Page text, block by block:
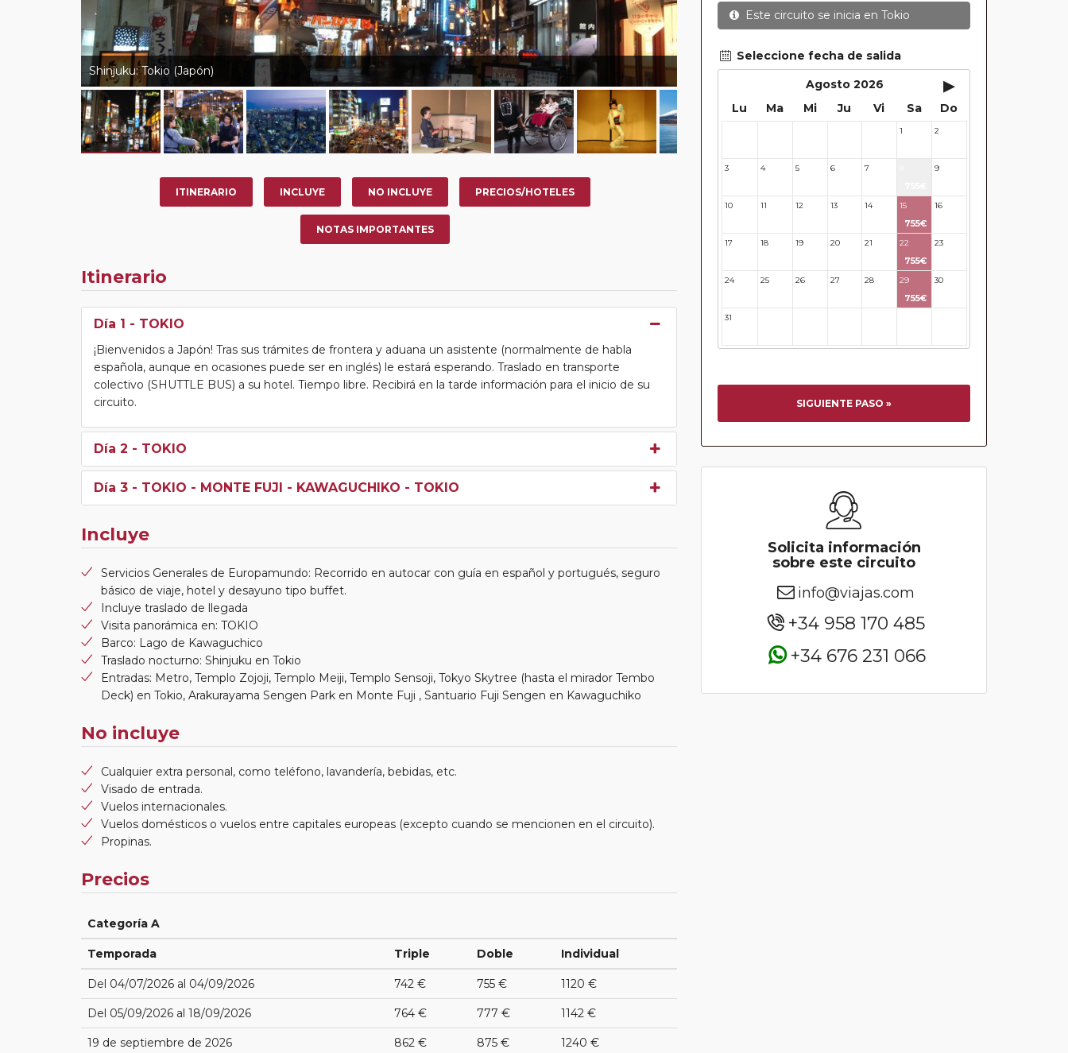
Shinjuku: Tokio (Japón)
ITINERARIO INCLUYE NO INCLUYE PRECIOS/HOTELES
NOTAS IMPORTANTES
Itinerario
Día 1 - TOKIO
¡Bienvenidos a Japón! Tras sus trámites de frontera y aduana un asistente (normalmente de habla
española, aunque en ocasiones puede ser en inglés) le estará esperando. Traslado en transporte
colectivo (SHUTTLE BUS) a su hotel. Tiempo libre. Recibirá en la tarde información para el inicio de su
circuito.
Día 2 - TOKIO
Día 3 - TOKIO - MONTE FUJI - KAWAGUCHIKO - TOKIO
Incluye
Servicios Generales de Europamundo: Recorrido en autocar con guía en español y portugués, seguro
básico de viaje, hotel y desayuno tipo buffet.
Incluye traslado de llegada
Visita panorámica en: TOKIO
Barco: Lago de Kawaguchico
Traslado nocturno: Shinjuku en Tokio
Entradas: Metro, Templo Zojoji, Templo Meiji, Templo Sensoji, Tokyo Skytree (hasta el mirador Tembo
Deck) en Tokio, Arakurayama Sengen Park en Monte Fuji , Santuario Fuji Sengen en Kawaguchiko
No incluye
Cualquier extra personal, como teléfono, lavandería, bebidas, etc.
Visado de entrada.
Vuelos internacionales.
Vuelos domésticos o vuelos entre capitales europeas (excepto cuando se mencionen en el circuito).
Propinas.
Precios
Categoría A
Temporada Triple Doble Individual
Del 04/07/2026 al 04/09/2026 742 € 755 € 1120 €
Del 05/09/2026 al 18/09/2026 764 € 777 € 1142 €
19 de septiembre de 2026 862 € 875 € 1240 €
Este circuito se inicia en Tokio
Seleccione fecha de salida
Agosto 2026
▸
Lu Ma Mi Ju Vi Sa Do
1 2
3 4 5 6 7 9
10 11 12 13 14 15
755€
16
17 18 19 20 21 22
755€
23
24 25 26 27 28 29
755€
30
31
SIGUIENTE PASO »
Solicita información
sobre este circuito
info@viajas.com
+34 958 170 485
+34 676 231 066